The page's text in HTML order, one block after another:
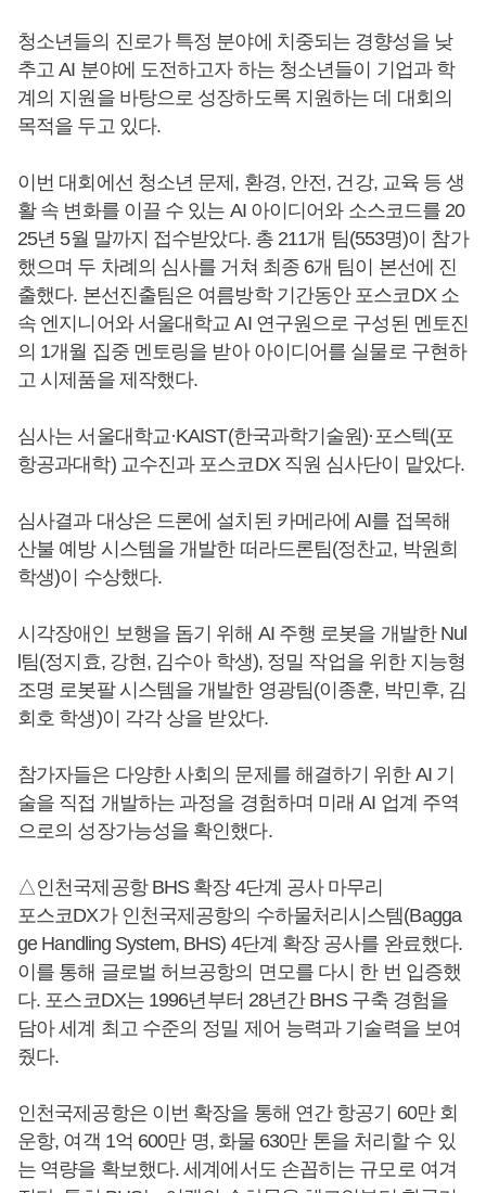
청소년들의 진로가 특정 분야에 치중되는 경향성을 낮
추고 AI 분야에 도전하고자 하는 청소년들이 기업과 학
계의 지원을 바탕으로 성장하도록 지원하는 데 대회의
목적을 두고 있다.
이번 대회에선 청소년 문제, 환경, 안전, 건강, 교육 등 생
활 속 변화를 이끌 수 있는 AI 아이디어와 소스코드를 20
25년 5월 말까지 접수받았다. 총 211개 팀(553명)이 참가
했으며 두 차례의 심사를 거쳐 최종 6개 팀이 본선에 진
출했다. 본선진출팀은 여름방학 기간동안 포스코DX 소
속 엔지니어와 서울대학교 AI 연구원으로 구성된 멘토진
의 1개월 집중 멘토링을 받아 아이디어를 실물로 구현하
고 시제품을 제작했다.
심사는 서울대학교·KAIST(한국과학기술원)·포스텍(포
항공과대학) 교수진과 포스코DX 직원 심사단이 맡았다.
심사결과 대상은 드론에 설치된 카메라에 AI를 접목해
산불 예방 시스템을 개발한 떠라드론팀(정찬교, 박원희
학생)이 수상했다.
시각장애인 보행을 돕기 위해 AI 주행 로봇을 개발한 Nul
l팀(정지효, 강현, 김수아 학생), 정밀 작업을 위한 지능형
조명 로봇팔 시스템을 개발한 영광팀(이종훈, 박민후, 김
회호 학생)이 각각 상을 받았다.
참가자들은 다양한 사회의 문제를 해결하기 위한 AI 기
술을 직접 개발하는 과정을 경험하며 미래 AI 업계 주역
으로의 성장가능성을 확인했다.
△인천국제공항 BHS 확장 4단계 공사 마무리
포스코DX가 인천국제공항의 수하물처리시스템(Bagga
ge Handling System, BHS) 4단계 확장 공사를 완료했다.
이를 통해 글로벌 허브공항의 면모를 다시 한 번 입증했
다. 포스코DX는 1996년부터 28년간 BHS 구축 경험을
담아 세계 최고 수준의 정밀 제어 능력과 기술력을 보여
줬다.
인천국제공항은 이번 확장을 통해 연간 항공기 60만 회
운항, 여객 1억 600만 명, 화물 630만 톤을 처리할 수 있
는 역량을 확보했다. 세계에서도 손꼽히는 규모로 여겨